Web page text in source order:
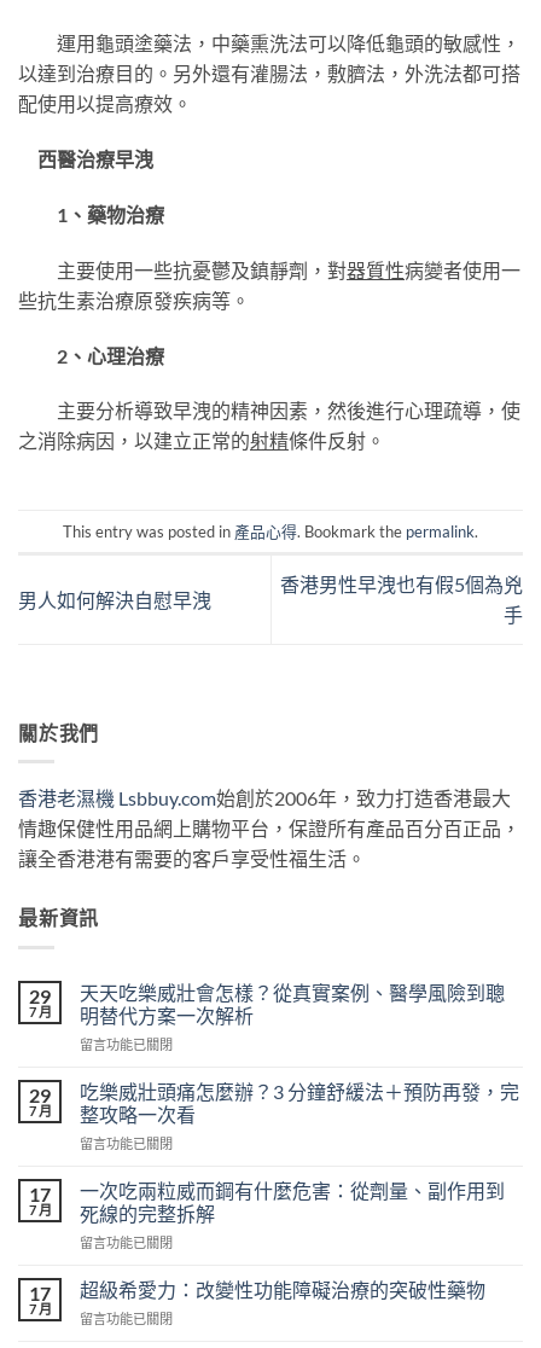
運用龜頭塗藥法，中藥熏洗法可以降低龜頭的敏感性，
以達到治療目的。另外還有灌腸法，敷臍法，外洗法都可搭
配使用以提高療效。
西醫治療早洩
1、藥物治療
主要使用一些抗憂鬱及鎮靜劑，對器質性病變者使用一
些抗生素治療原發疾病等。
2、心理治療
主要分析導致早洩的精神因素，然後進行心理疏導，使
之消除病因，以建立正常的射精條件反射。
This entry was posted in 產品心得. Bookmark the permalink.
男人如何解決自慰早洩
香港男性早洩也有假5個為兇
手
關於我們
香港老濕機 Lsbbuy.com始創於2006年，致力打造香港最大
情趣保健性用品網上購物平台，保證所有產品百分百正品，
讓全香港港有需要的客戶享受性福生活。
最新資訊
29
7 月
天天吃樂威壯會怎樣？從真實案例、醫學風險到聰
明替代方案一次解析
在
天
吃
樂
威
會
怎
樣？
從
實
案
例、
留言功能已關閉
29
7 月
吃樂威壯頭痛怎麼辦？3 分鐘舒緩法＋預防再發，完
整攻略一次看
在
威
壯
頭
怎
辦？
留言功能已關閉
17
7 月
一次吃兩粒威而鋼有什麼危害：從劑量、副作用到
死線的完整拆解
在
次
吃
兩
留言功能已關閉
17
7 月
超級希愛力：改變性功能障礙治療的突破性藥物
在
留言功能已關閉